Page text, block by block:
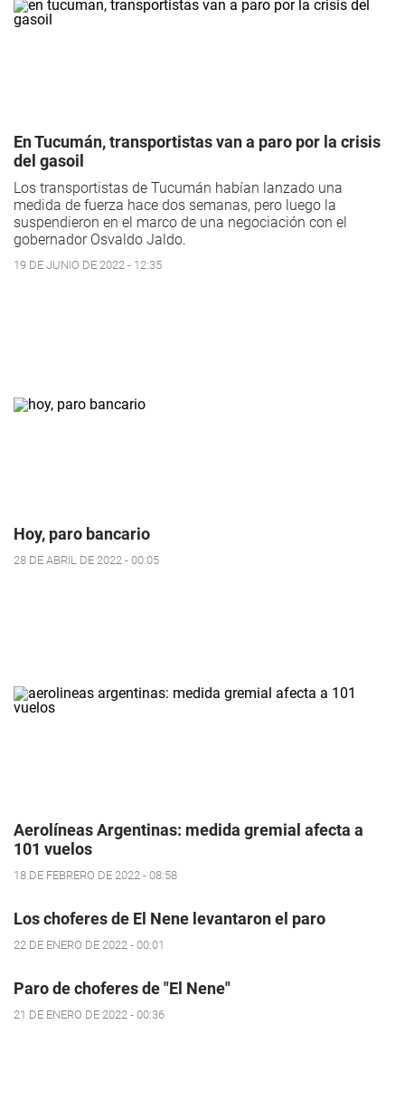
En Tucumán, transportistas van a paro por la crisis
del gasoil
Los transportistas de Tucumán habían lanzado una
medida de fuerza hace dos semanas, pero luego la
suspendieron en el marco de una negociación con el
gobernador Osvaldo Jaldo.
19 DE JUNIO DE 2022 - 12:35
Hoy, paro bancario
28 DE ABRIL DE 2022 - 00:05
Aerolíneas Argentinas: medida gremial afecta a
101 vuelos
18 DE FEBRERO DE 2022 - 08:58
Los choferes de El Nene levantaron el paro
22 DE ENERO DE 2022 - 00:01
Paro de choferes de "El Nene"
21 DE ENERO DE 2022 - 00:36